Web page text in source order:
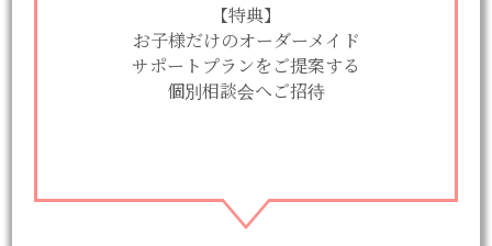
【特典】
お子様だけのオーダーメイド
サポートプランをご提案する
個別相談会へご招待